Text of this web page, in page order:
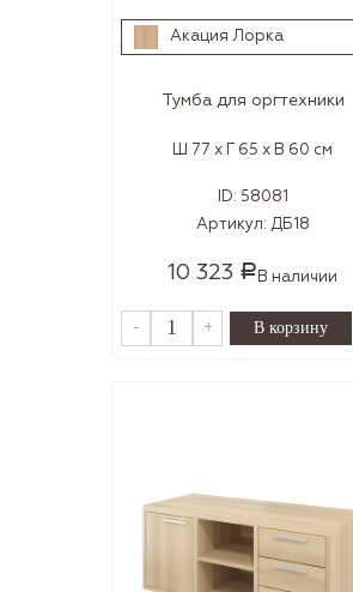
Акация Лорка
Тумба для оргтехники
Ш 77 x Г 65 x В 60 см
ID: 58081
Артикул: ДБ18
10 323 Р В наличии
- +